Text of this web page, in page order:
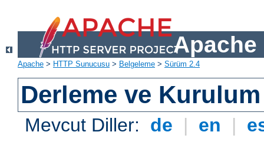
Apache
Apache > HTTP Sunucusu > Belgeleme > Sürüm 2.4
Derleme ve Kurulum
Mevcut Diller: de | en |